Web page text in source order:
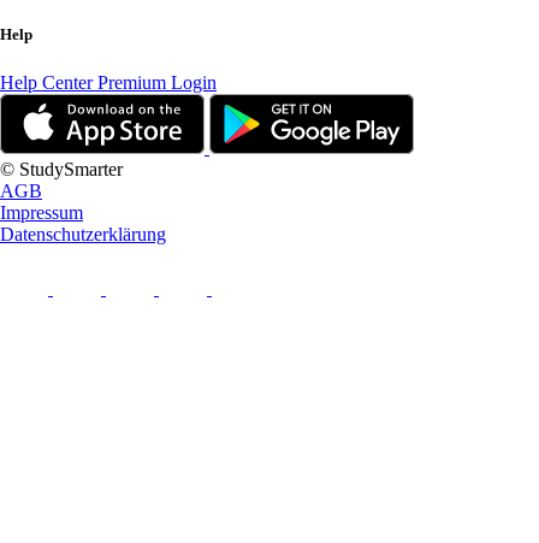
Help
Help CenterPremium Login
© StudySmarter
AGB
Impressum
Datenschutzerklärung